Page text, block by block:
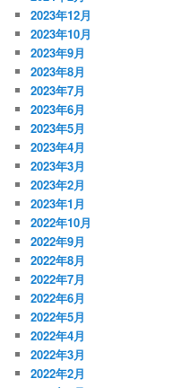
2023年12月
2023年10月
2023年9月
2023年8月
2023年7月
2023年6月
2023年5月
2023年4月
2023年3月
2023年2月
2023年1月
2022年10月
2022年9月
2022年8月
2022年7月
2022年6月
2022年5月
2022年4月
2022年3月
2022年2月